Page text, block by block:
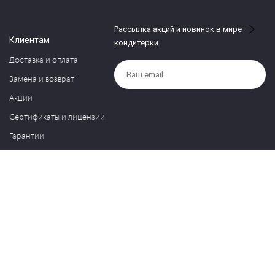
Клиентам
Доставка и оплата
Замена и возврат
Акции
Сертификаты и лицензии
Гарантии
Рассылка акций и новинок в мире
кондитерки